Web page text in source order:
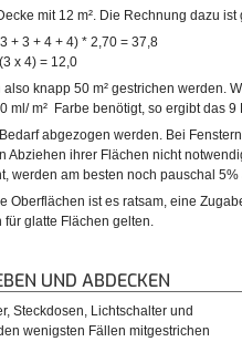
mit 12 m². Die Rechnung dazu ist
+ 3 + 4 + 4) * 2,70 = 37,8
x 4) = 12,0
also knapp 50 m² gestrichen werden.
ml/ m² Farbe benötigt, so ergibt das 9
abgezogen werden. Bei
Abziehen ihrer Flächen nicht
werden am besten noch pauschal
Oberflächen ist es ratsam, eine
für glatte Flächen gelten.
UND ABDECKEN
Steckdosen, Lichtschalter und
wenigsten Fällen mitgestrichen